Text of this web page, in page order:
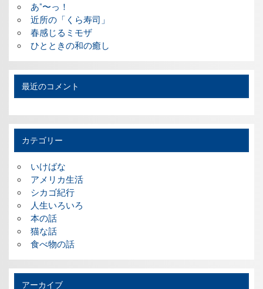
あ”〜っ！
近所の「くら寿司」
春感じるミモザ
ひとときの和の癒し
最近のコメント
カテゴリー
いけばな
アメリカ生活
シカゴ紀行
人生いろいろ
本の話
猫な話
食べ物の話
アーカイブ